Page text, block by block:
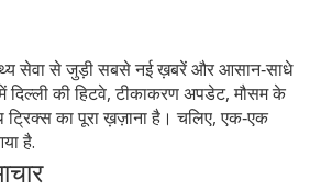
सेवा से जुड़ी सबसे नई ख़बरें और आसान‑साधे
दिल्ली की हिटवे, टीकाकरण अपडेट, मौसम के
ट्रिक्स का पूरा ख़ज़ाना है। चलिए, एक‑एक
है.